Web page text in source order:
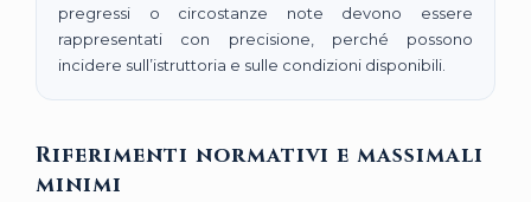
pregressi o circostanze note devono essere
rappresentati con precisione, perché possono
incidere sull’istruttoria e sulle condizioni disponibili.
Riferimenti normativi e massimali
minimi